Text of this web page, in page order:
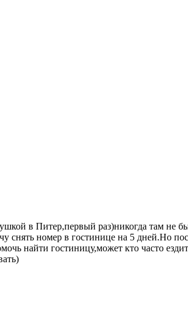
в Питер,первый раз)никогда там
снять номер в гостинице на 5 дней.Но
найти гостиницу,может кто часто